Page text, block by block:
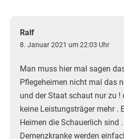
Ralf
8. Januar 2021 um 22:03 Uhr
Man muss hier mal sagen
Pflegeheimen nicht mal das
und der Staat schaut nur zu !
keine Leistungsträger mehr .
Heimen die Schauerlich sind
Demenzkranke werden